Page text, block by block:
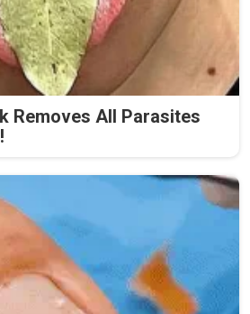
Removes All Parasites